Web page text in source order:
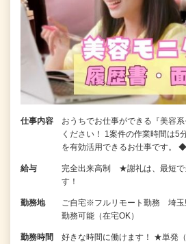
仕事内容
おうちでお仕事ができる『美容
ください！ 1案件の作業時間は5
を有効活用できるお仕事です。
給与
完全出来高制 ★謝礼は、最短で
す！
勤務地
ご自宅※フルリモート勤務 埼玉
勤務可能（在宅OK）
勤務時間
好きな時間に働けます！ ★単発